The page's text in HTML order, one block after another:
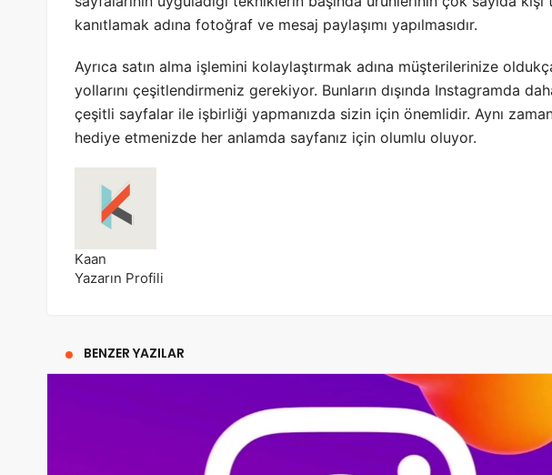
kanıtlamak adına fotoğraf ve mesaj paylaşımı yapılmasıdır.
Ayrıca satın alma işlemini kolaylaştırmak adına müşterilerinize
yollarını çeşitlendirmeniz gerekiyor. Bunların dışında Instagramda
çeşitli sayfalar ile işbirliği yapmanızda sizin için önemlidir. Aynı
hediye etmenizde her anlamda sayfanız için olumlu oluyor.
Kaan
Yazarın Profili
BENZER YAZILAR